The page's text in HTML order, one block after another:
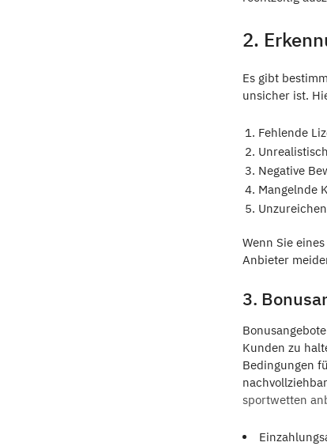
2.
Es gibt
unsicher ist.
Fehlende
Negative
Mangelnde
Wenn Sie
Anbieter
3.
Kunden zu
Bedingungen
sportwetten